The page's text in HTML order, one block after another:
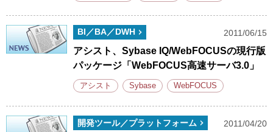
BI／BA／DWH 2011/06/15
アシスト、Sybase IQ/WebFOCUSの現行版
パッケージ「WebFOCUS高速サーバ3.0」
アシスト Sybase WebFOCUS
開発ツール／プラットフォーム 2011/04/20